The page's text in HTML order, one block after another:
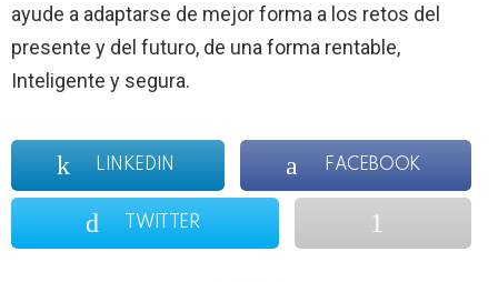
ayude a adaptarse de mejor forma a los retos del
presente y del futuro, de una forma rentable,
Inteligente y segura.
LINKEDIN FACEBOOK
TWITTER